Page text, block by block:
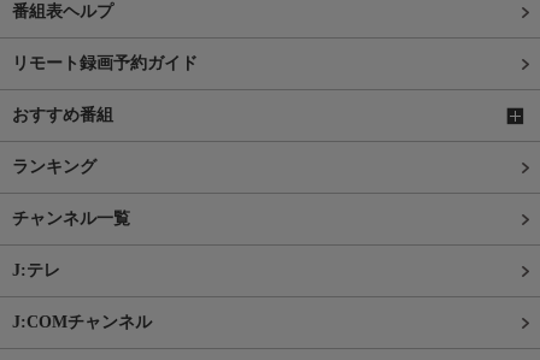
番組表ヘルプ
リモート録画予約ガイド
おすすめ番組
ランキング
チャンネル一覧
J:テレ
J:COMチャンネル